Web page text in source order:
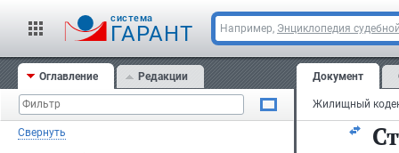
cистема
ГАРАНТ Например, Энциклопедия
Оглавление Редакции
Свернуть
Документ